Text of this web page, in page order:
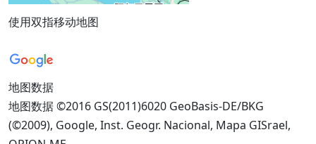
使用双指移动地图
地图数据
地图数据 ©2016 GS(2011)6020 GeoBasis-DE/BKG
(©2009), Google, Inst. Geogr. Nacional, Mapa GISrael,